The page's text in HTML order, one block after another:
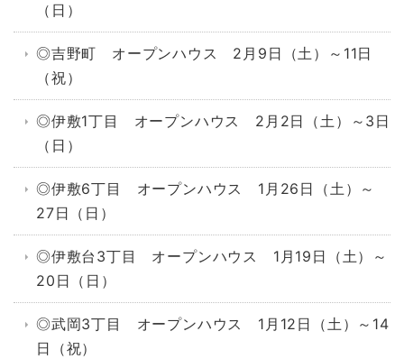
（日）
◎吉野町 オープンハウス 2月9日（土）～11日
（祝）
◎伊敷1丁目 オープンハウス 2月2日（土）～3日
（日）
◎伊敷6丁目 オープンハウス 1月26日（土）～
27日（日）
◎伊敷台3丁目 オープンハウス 1月19日（土）～
20日（日）
◎武岡3丁目 オープンハウス 1月12日（土）～14
日（祝）